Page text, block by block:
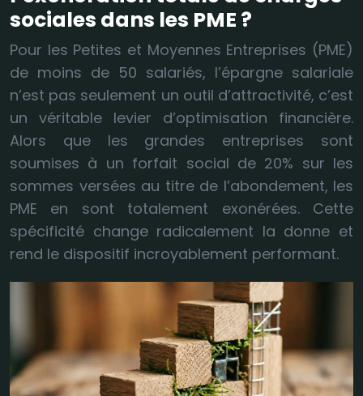
sociales dans les PME ?
Pour les Petites et Moyennes Entreprises (PME)
de moins de 50 salariés, l’épargne salariale
n’est pas seulement un outil d’attractivité, c’est
un véritable levier d’optimisation financière.
Alors que les grandes entreprises sont
soumises à un forfait social de 20% sur les
sommes versées au titre de l’abondement, les
PME en sont totalement exonérées. Cette
spécificité change radicalement la donne et
rend le dispositif incroyablement performant.